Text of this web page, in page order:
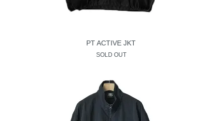
PT ACTIVE JKT
SOLD OUT